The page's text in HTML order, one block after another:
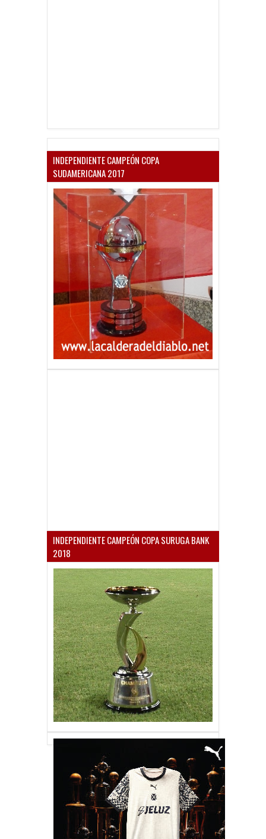
INDEPENDIENTE CAMPEÓN COPA
SUDAMERICANA 2017
INDEPENDIENTE CAMPEÓN COPA SURUGA BANK
2018